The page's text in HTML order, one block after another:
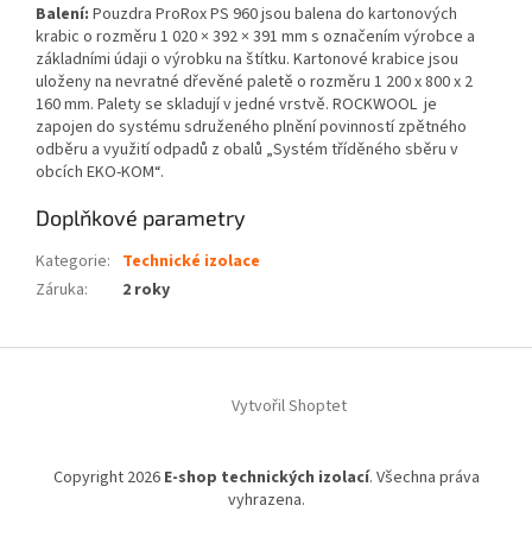
Balení: Pouzdra ProRox PS 960 jsou balena do kartonových
krabic o rozměru 1 020 × 392 × 391 mm s označením výrobce a
základními údaji o výrobku na štítku. Kartonové krabice jsou
uloženy na nevratné dřevěné paletě o rozměru 1 200 x 800 x 2
160 mm. Palety se skladují v jedné vrstvě. ROCKWOOL je
zapojen do systému sdruženého plnění povinností zpětného
odběru a využití odpadů z obalů „Systém tříděného sběru v
obcích EKO-KOM“.
Doplňkové parametry
Kategorie: Technické izolace
Záruka: 2 roky
Vytvořil Shoptet
Copyright 2026 E-shop technických izolací. Všechna práva
vyhrazena.